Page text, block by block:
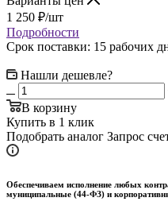
1 250 ₽/шт
Подробности
Срок поставки: 15 рабочих
Нашли дешевле?
В корзину
Купить в 1 клик
Подобрать аналог Запрос
Обеспечиваем исполнение любых
муниципальные (44-ФЗ) и